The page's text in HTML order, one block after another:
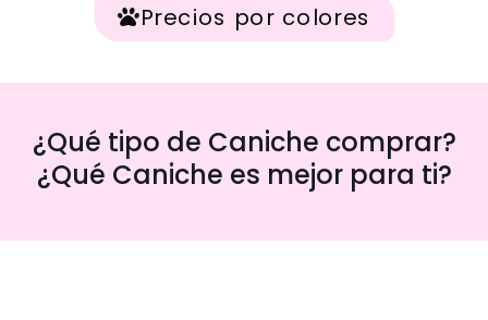
Precios por colores
¿Qué tipo de Caniche comprar?
¿Qué Caniche es mejor para ti?